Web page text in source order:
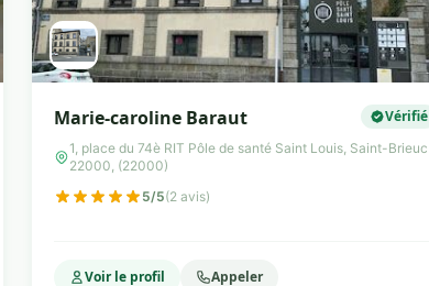
Marie-caroline Baraut Vérifié
1, place du 74è RIT Pôle de santé Saint Louis, Saint-Brieuc
22000, (22000)
5/5(2 avis)
Voir le profil Appeler